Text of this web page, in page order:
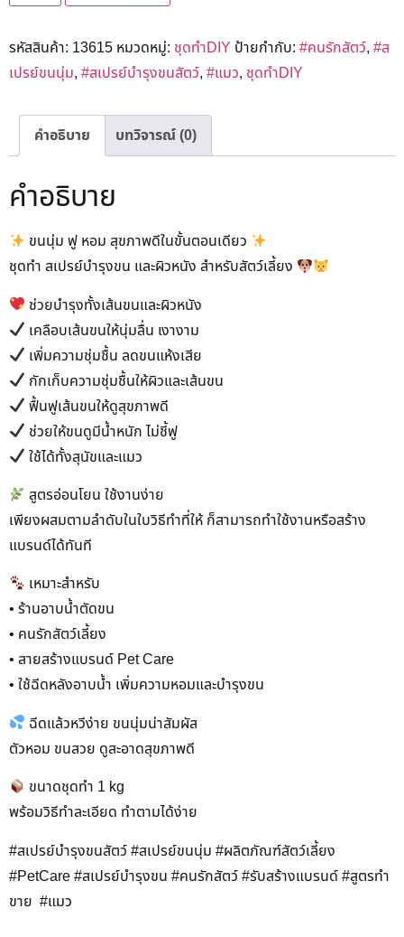
รหัสสินค้า: 13615 หมวดหมู่: ชุดทำDIY ป้ายกำกับ: #คนรักสัตว์, #ส
เปรย์ขนนุ่ม, #สเปรย์บำรุงขนสัตว์, #แมว, ชุดทำDIY
คำอธิบาย บทวิจารณ์ (0)
คำอธิบาย
ขนนุ่ม ฟู หอม สุขภาพดีในขั้นตอนเดียว
ชุดทำ สเปรย์บำรุงขน และผิวหนัง สำหรับสัตว์เลี้ยง
ช่วยบำรุงทั้งเส้นขนและผิวหนัง
เคลือบเส้นขนให้นุ่มลื่น เงางาม
เพิ่มความชุ่มชื้น ลดขนแห้งเสีย
กักเก็บความชุ่มชื้นให้ผิวและเส้นขน
ฟื้นฟูเส้นขนให้ดูสุขภาพดี
ช่วยให้ขนดูมีน้ำหนัก ไม่ชี้ฟู
ใช้ได้ทั้งสุนัขและแมว
สูตรอ่อนโยน ใช้งานง่าย
เพียงผสมตามลำดับในใบวิธีทำที่ให้ ก็สามารถทำใช้งานหรือสร้าง
แบรนด์ได้ทันที
เหมาะสำหรับ
• ร้านอาบน้ำตัดขน
• คนรักสัตว์เลี้ยง
• สายสร้างแบรนด์ Pet Care
• ใช้ฉีดหลังอาบน้ำ เพิ่มความหอมและบำรุงขน
ฉีดแล้วหวีง่าย ขนนุ่มน่าสัมผัส
ตัวหอม ขนสวย ดูสะอาดสุขภาพดี
ขนาดชุดทำ 1 kg
พร้อมวิธีทำละเอียด ทำตามได้ง่าย
#สเปรย์บำรุงขนสัตว์ #สเปรย์ขนนุ่ม #ผลิตภัณฑ์สัตว์เลี้ยง
#PetCare #สเปรย์บำรุงขน #คนรักสัตว์ #รับสร้างแบรนด์ #สูตรทำ
ขาย #แมว